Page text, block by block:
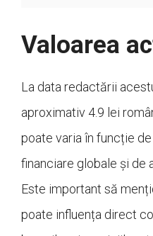
Valoarea
La data redactării
aproximativ 4.9 lei
poate varia în funcție
financiare globale și de
Este important să
poate influența direct